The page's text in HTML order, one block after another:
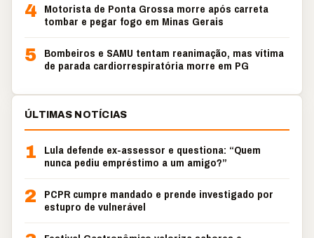
4 Motorista de Ponta Grossa morre após carreta
tombar e pegar fogo em Minas Gerais
5 Bombeiros e SAMU tentam reanimação, mas vítima
de parada cardiorrespiratória morre em PG
ÚLTIMAS NOTÍCIAS
1
Lula defende ex-assessor e questiona: “Quem
nunca pediu empréstimo a um amigo?”
2
PCPR cumpre mandado e prende investigado por
estupro de vulnerável